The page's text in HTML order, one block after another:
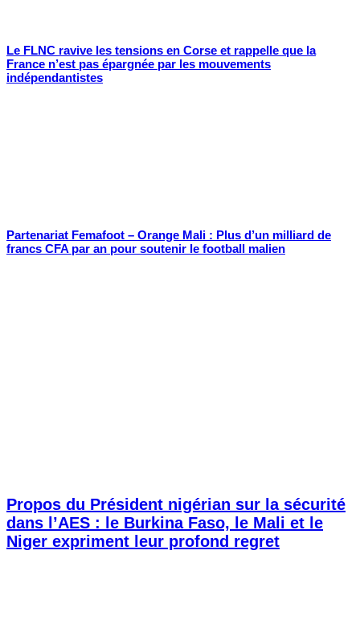
Le FLNC ravive les tensions en Corse et rappelle que la
France n’est pas épargnée par les mouvements
indépendantistes
Partenariat Femafoot – Orange Mali : Plus d’un milliard de
francs CFA par an pour soutenir le football malien
Propos du Président nigérian sur la sécurité
dans l’AES : le Burkina Faso, le Mali et le
Niger expriment leur profond regret